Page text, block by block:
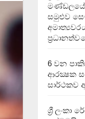
මණ්ඩලයේ
සමුළුව
6 වන
ආරක්‍ෂක
සාර්ථකව
ශ්‍රී ලංකා